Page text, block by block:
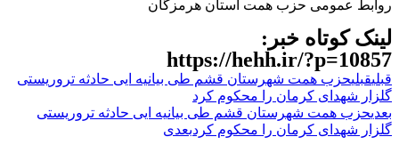
روابط عمومی حزب همت استان هرمزگان
لینک کوتاه خبر:
https://hehh.ir/?p=10857
قبلیقبلیحزب همت شهرستان قشم طی بیانیه ایی حادثه تروریستی
گلزار شهدای کرمان را محکوم کرد
بعدیحزب همت شهرستان قشم طی بیانیه ایی حادثه تروریستی
گلزار شهدای کرمان را محکوم کردبعدی